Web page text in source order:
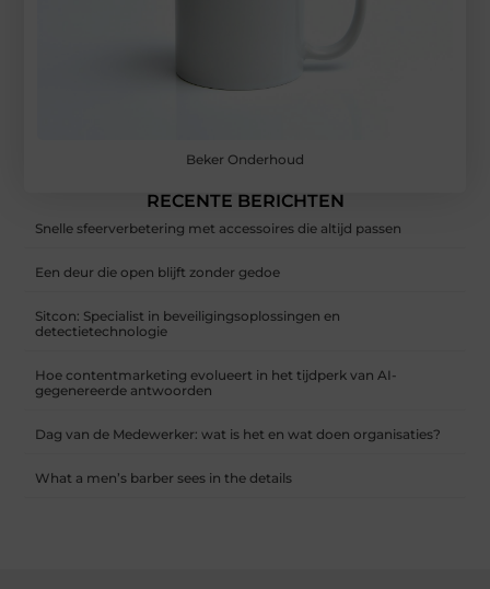
Beker Onderhoud
RECENTE BERICHTEN
Snelle sfeerverbetering met accessoires die altijd passen
Een deur die open blijft zonder gedoe
Sitcon: Specialist in beveiligingsoplossingen en
detectietechnologie
Hoe contentmarketing evolueert in het tijdperk van AI-
gegenereerde antwoorden
Dag van de Medewerker: wat is het en wat doen organisaties?
What a men’s barber sees in the details